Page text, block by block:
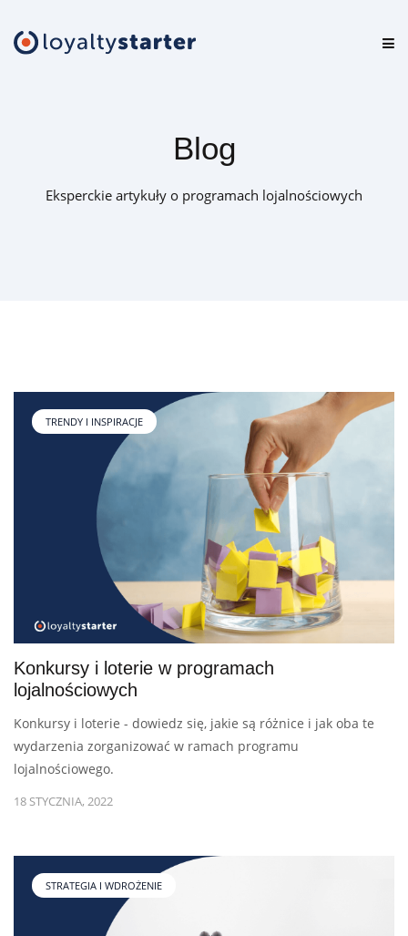
Blog
Eksperckie artykuły o programach lojalnościowych
TRENDY I INSPIRACJE
Konkursy i loterie w programach
lojalnościowych
Konkursy i loterie - dowiedz się, jakie są różnice i jak oba te
wydarzenia zorganizować w ramach programu
lojalnościowego.
18 STYCZNIA, 2022
STRATEGIA I WDROŻENIE